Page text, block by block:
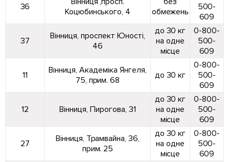
36
Коцюбинського, 4
обмежень
500-
609
37
Вінниця, проспект Юності,
46
до 30 кг
на одне
місце
0-800-
500-
609
11
Вінниця, Академіка Янгеля,
75, прим. 68
до 30 кг
0-800-
500-
609
12 Вінниця, Пирогова, 31
до 30 кг
на одне
місце
0-800-
500-
609
27
Вінниця, Трамвайна, 36,
прим. 25
до 30 кг
на одне
місце
0-800-
500-
609